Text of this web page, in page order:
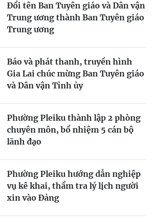
Đổi tên Ban Tuyên giáo và Dân vận
Trung ương thành Ban Tuyên giáo
Trung ương
Báo và phát thanh, truyền hình
Gia Lai chúc mừng Ban Tuyên giáo
và Dân vận Tỉnh ủy
Phường Pleiku thành lập 2 phòng
chuyên môn, bổ nhiệm 5 cán bộ
lãnh đạo
Phường Pleiku hướng dẫn nghiệp
vụ kê khai, thẩm tra lý lịch người
xin vào Đảng